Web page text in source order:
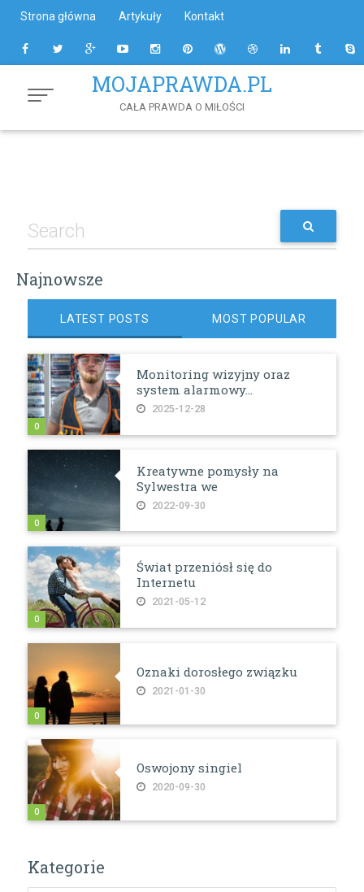
Content
Strona główna Artykuły Kontakt
MOJAPRAWDA.PL
CAŁA PRAWDA O MIŁOŚCI
Najnowsze
LATEST POSTS MOST POPULAR
Monitoring wizyjny oraz
system alarmowy...
2025-12-28
0
Kreatywne pomysły na
Sylwestra we
2022-09-30
0
Świat przeniósł się do
Internetu
2021-05-12
0
Oznaki dorosłego związku
2021-01-30
0
Oswojony singiel
2020-09-30
0
Kategorie